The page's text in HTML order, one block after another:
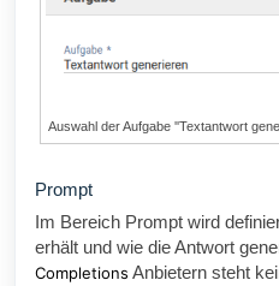
Auswahl der Aufgabe ''Textantwort
Prompt
Im Bereich Prompt wird
erhält und wie die Antwort
Completions Anbietern steht